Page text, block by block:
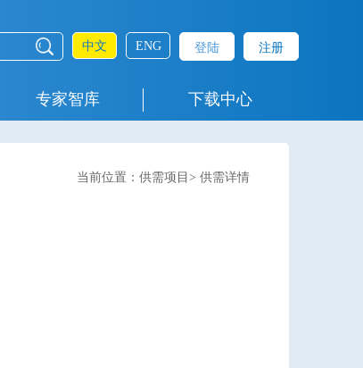
中文 ENG 登陆 注册
专家智库 下载中心
当前位置：供需项目> 供需详情